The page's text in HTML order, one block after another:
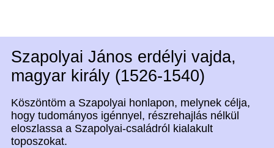
Szapolyai János erdélyi vajda,
magyar király (1526-1540)
Köszöntöm a Szapolyai honlapon, melynek célja,
hogy tudományos igénnyel, részrehajlás nélkül
eloszlassa a Szapolyai-családról kialakult
toposzokat.